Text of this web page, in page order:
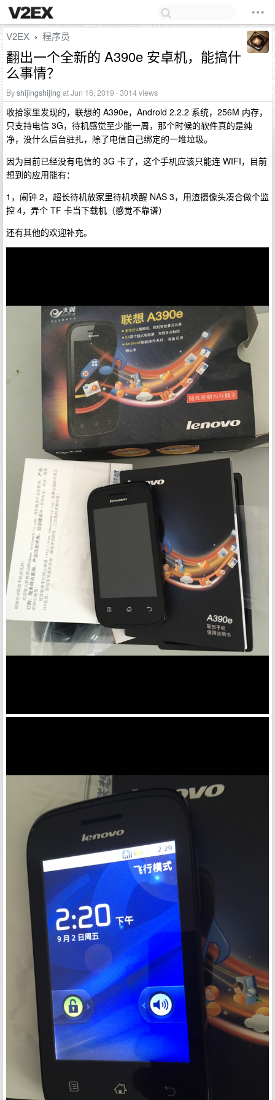
V2EX › 程序员
翻出一个全新的 A390e 安卓机，能搞什
么事情？
Byshijingshijing at Jun 16, 2019 · 3014 views
收拾家里发现的，联想的 A390e，Android 2.2.2 系统，256M 内存，
只支持电信 3G，待机感觉至少能一周，那个时候的软件真的是纯
净，没什么后台驻扎，除了电信自己绑定的一堆垃圾。
因为目前已经没有电信的 3G 卡了，这个手机应该只能连 WIFI，目前
想到的应用能有：
1，闹钟 2，超长待机放家里待机唤醒 NAS 3，用渣摄像头凑合做个监
控 4，弄个 TF 卡当下载机（感觉不靠谱）
还有其他的欢迎补充。